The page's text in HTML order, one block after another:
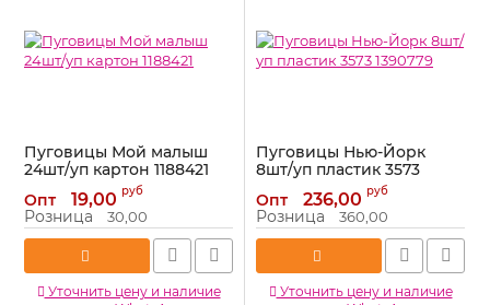
Пуговицы Мой малыш
24шт/уп картон 1188421
Артикул: 1188421
Опт 19,00 руб
Розница 30,00
Уточнить цену и наличие
Пуговицы Нью-Йорк
8шт/уп пластик 3573
Артикул: 1390779
Опт 236,00 руб
Розница 360,00
Уточнить цену и наличие